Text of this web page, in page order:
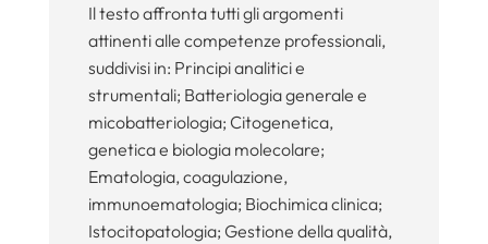
Il testo affronta tutti gli argomenti
attinenti alle competenze professionali,
suddivisi in: Principi analitici e
strumentali; Batteriologia generale e
micobatteriologia; Citogenetica,
genetica e biologia molecolare;
Ematologia, coagulazione,
immunoematologia; Biochimica clinica;
Istocitopatologia; Gestione della qualità,